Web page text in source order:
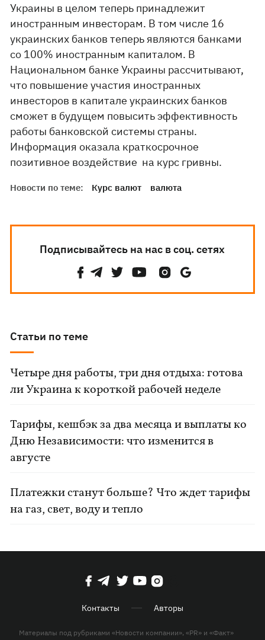
Украины в целом теперь принадлежит
иностранным инвесторам. В том числе 16
украинских банков теперь являются банками
со 100% иностранным капиталом. В
Национальном банке Украины рассчитывают,
что повышение участия иностранных
инвесторов в капитале украинских банков
сможет в будущем повысить эффективность
работы банковской системы страны.
Информация оказала краткосрочное
позитивное воздействие на курс гривны.
Новости по теме: Курс валют валюта
Подписывайтесь на нас в соц. сетях
Статьи по теме
Четыре дня работы, три дня отдыха: готова
ли Украина к короткой рабочей неделе
Тарифы, кешбэк за два месяца и выплаты ко
Дню Независимости: что изменится в
августе
Платежки станут больше? Что ждет тарифы
на газ, свет, воду и тепло
Контакты Авторы
Материалы под рубриками «Новости компании», «PR» и «Факт»